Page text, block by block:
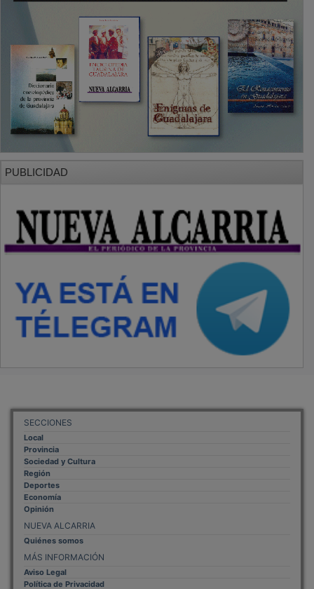
SECCIONES
Local
Provincia
Sociedad y Cultura
Región
Deportes
Economía
Opinión
NUEVA ALCARRIA
Quiénes somos
MÁS INFORMACIÓN
Aviso Legal
Política de Privacidad
Politica de Cookies